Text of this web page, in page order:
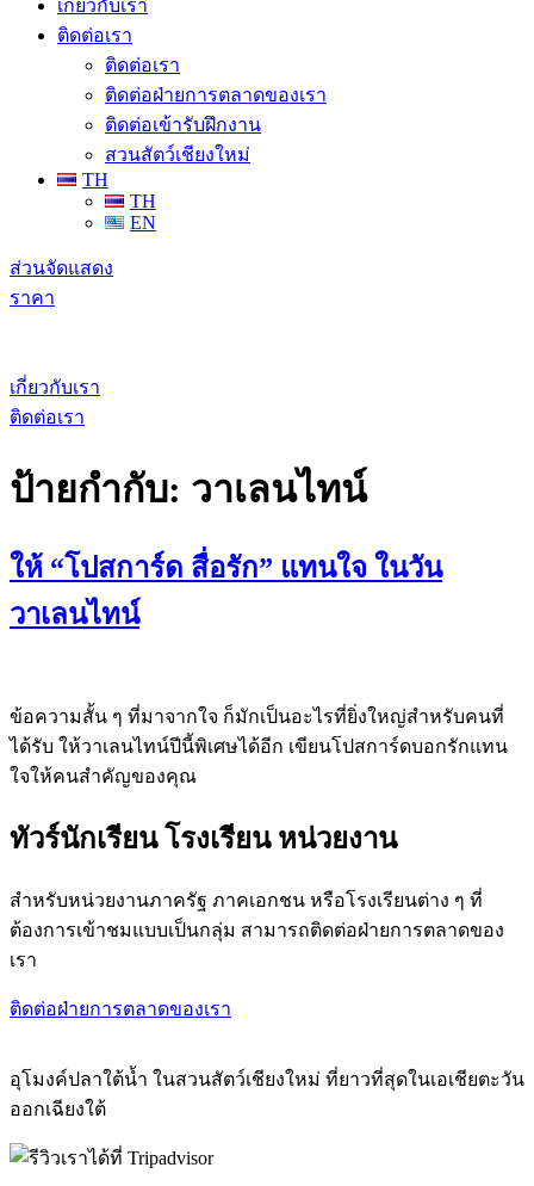
เกี่ยวกับเรา
ติดต่อเรา
ติดต่อเรา
ติดต่อฝ่ายการตลาดของเรา
ติดต่อเข้ารับฝึกงาน
สวนสัตว์เชียงใหม่
TH
TH
EN
ส่วนจัดแสดง
ราคา
เกี่ยวกับเรา
ติดต่อเรา
ป้ายกำกับ: วาเลนไทน์
ให้ “โปสการ์ด สื่อรัก” แทนใจ ในวัน
วาเลนไทน์
ข้อความสั้น ๆ ที่มาจากใจ ก็มักเป็นอะไรที่ยิ่งใหญ่สำหรับคนที่
ได้รับ ให้วาเลนไทน์ปีนี้พิเศษได้อีก เขียนโปสการ์ดบอกรักแทน
ใจให้คนสำคัญของคุณ
ทัวร์นักเรียน โรงเรียน หน่วยงาน
สำหรับหน่วยงานภาครัฐ ภาคเอกชน หรือโรงเรียนต่าง ๆ ที่
ต้องการเข้าชมแบบเป็นกลุ่ม สามารถติดต่อฝ่ายการตลาดของ
เรา
ติดต่อฝ่ายการตลาดของเรา
อุโมงค์ปลาใต้น้ำ ในสวนสัตว์เชียงใหม่ ที่ยาวที่สุดในเอเชียตะวัน
ออกเฉียงใต้